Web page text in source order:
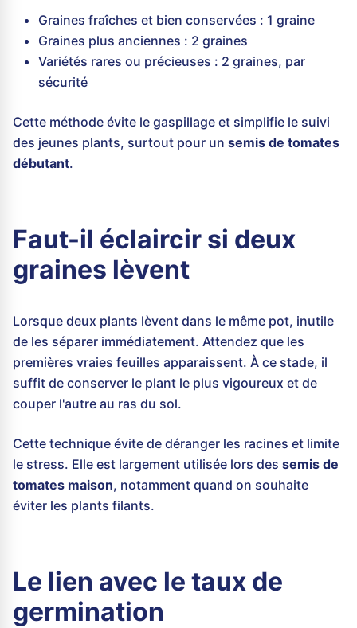
Graines fraîches et bien conservées : 1 graine
Graines plus anciennes : 2 graines
Variétés rares ou précieuses : 2 graines, par
sécurité
Cette méthode évite le gaspillage et simplifie le suivi
des jeunes plants, surtout pour un semis de tomates
débutant.
Faut-il éclaircir si deux
graines lèvent
Lorsque deux plants lèvent dans le même pot, inutile
de les séparer immédiatement. Attendez que les
premières vraies feuilles apparaissent. À ce stade, il
suffit de conserver le plant le plus vigoureux et de
couper l'autre au ras du sol.
Cette technique évite de déranger les racines et limite
le stress. Elle est largement utilisée lors des semis de
tomates maison, notamment quand on souhaite
éviter les plants filants.
Le lien avec le taux de
germination